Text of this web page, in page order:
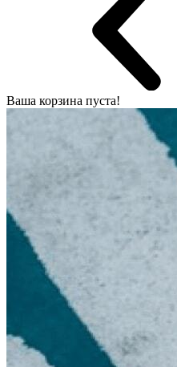
Ваша корзина пуста!